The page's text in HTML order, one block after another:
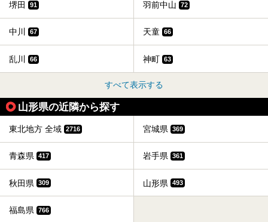
堺田 91 羽前中山 72
中川 67 天童 66
乱川 66 神町 63
すべて表示する
山形県の近隣から探す
東北地方 全域 2716 宮城県 369
青森県 417 岩手県 361
秋田県 309 山形県 493
福島県 766